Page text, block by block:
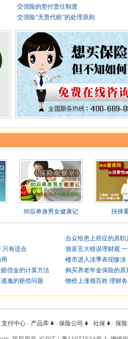
·交强险的垫付责任制度
·交强险“无责代赔”的处理原则
80后单身男女健康记 抉择
只有适合
偿金的计算方法
逸的赔偿问题
·合众给患上癌症的原职
·致富五大错误理财观
·楼市进入淡季表现惨淡
·购买养老年金保险的原
·物价上涨领百姓 理财
支付中心- 产品库 - 保险公司 - 社保 - 保险